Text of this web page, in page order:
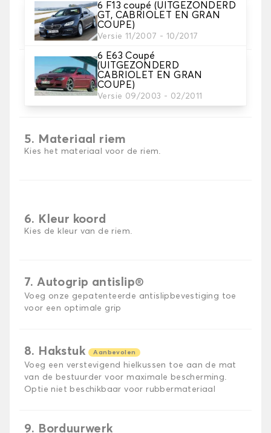
6 F13 coupé (UITGEZONDERD
GT, CABRIOLET EN GRAN
COUPE)
Versie 11/2007 - 10/2017
6 E63 Coupé
(UITGEZONDERD
CABRIOLET EN GRAN
COUPE)
Versie 09/2003 - 02/2011
3. Aantal matten
Selecteer het aantal automatten dat je nodig hebt.
4. Tapijt kleuren
Kies de kleur van je tapijt ..
5. Materiaal riem
Kies het materiaal voor de riem.
6. Kleur koord
Kies de kleur van de riem.
7. Autogrip antislip®
Voeg onze gepatenteerde antislipbevestiging toe
voor een optimale grip
8. Hakstuk Aanbevolen
Voeg een verstevigend hielkussen toe aan de mat
van de bestuurder voor maximale bescherming.
Optie niet beschikbaar voor rubbermateriaal
9. Borduurwerk